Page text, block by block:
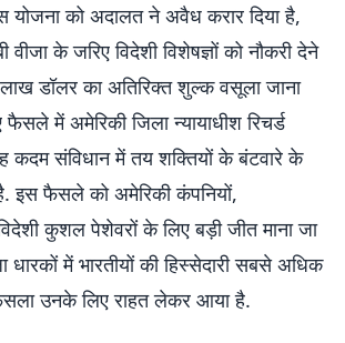
योजना को अदालत ने अवैध करार दिया है,
के जरिए विदेशी विशेषज्ञों को नौकरी देने
डॉलर का अतिरिक्त शुल्क वसूला जाना
में अमेरिकी जिला न्यायाधीश रिचर्ड
कदम संविधान में तय शक्तियों के बंटवारे के
इस फैसले को अमेरिकी कंपनियों,
कुशल पेशेवरों के लिए बड़ी जीत माना जा
धारकों में भारतीयों की हिस्सेदारी सबसे अधिक
उनके लिए राहत लेकर आया है.